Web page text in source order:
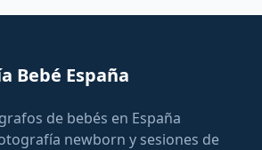
Bebé España
de bebés en España
newborn y sesiones de